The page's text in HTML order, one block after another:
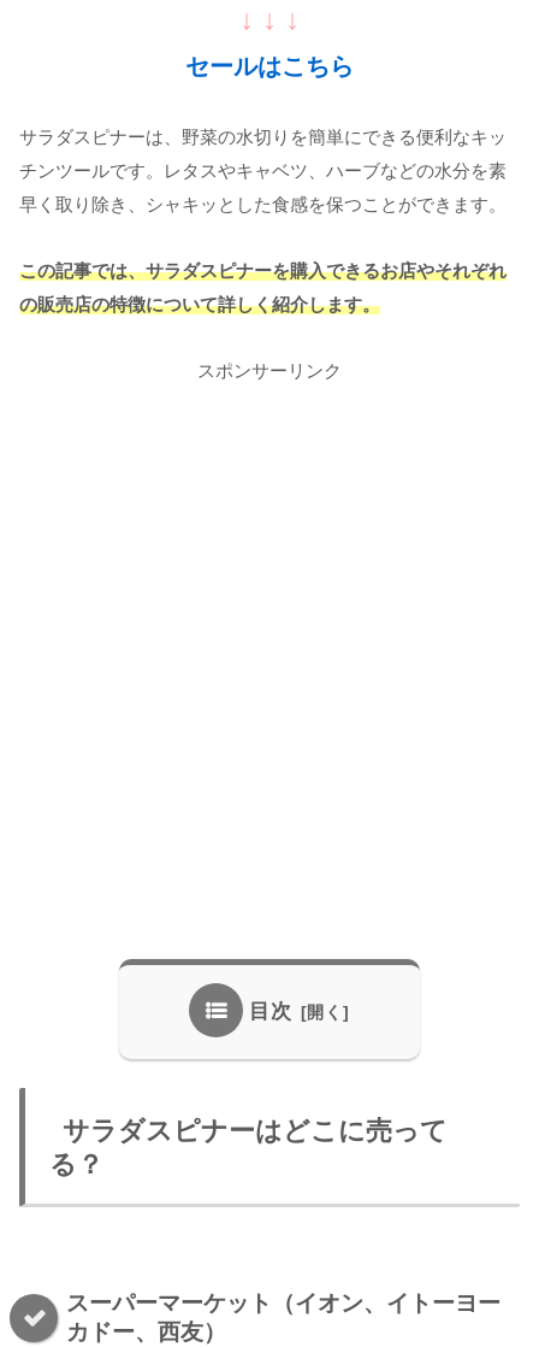
↓ ↓ ↓
セールはこちら
サラダスピナーは、野菜の水切りを簡単にできる便利なキッ
チンツールです。レタスやキャベツ、ハーブなどの水分を素
早く取り除き、シャキッとした食感を保つことができます。
この記事では、サラダスピナーを購入できるお店やそれぞれ
の販売店の特徴について詳しく紹介します。
スポンサーリンク
目次
サラダスピナーはどこに売って
る？
スーパーマーケット（イオン、イトーヨー
カドー、西友）